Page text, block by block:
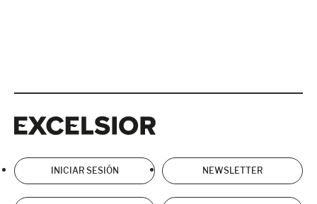
INICIAR SESIÓN NEWSLETTER